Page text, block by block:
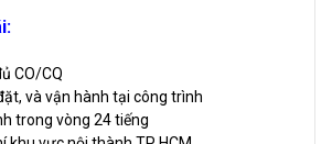
CO/CQ
và vận hành tại công trình
trong vòng 24 tiếng